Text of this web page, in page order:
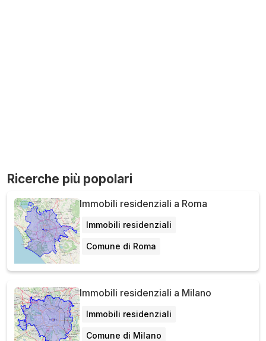
Ricerche più popolari
Immobili residenziali a Roma
Immobili residenziali
Comune di Roma
Immobili residenziali a Milano
Immobili residenziali
Comune di Milano